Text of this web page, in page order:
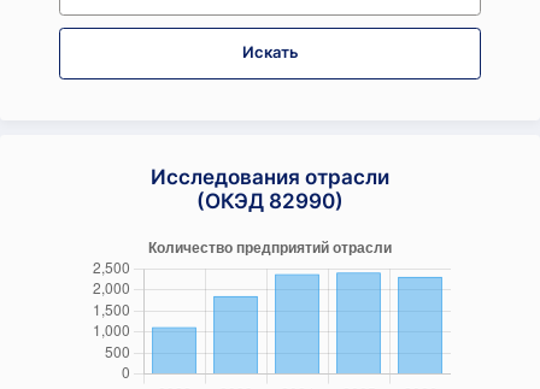
Искать
Исследования отрасли
(ОКЭД 82990)